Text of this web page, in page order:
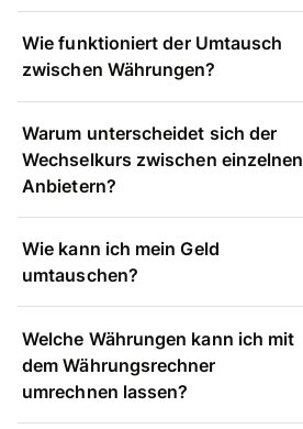
Wie funktioniert der Umtausch
zwischen Währungen?
Warum unterscheidet sich der
Wechselkurs zwischen einzelnen
Anbietern?
Wie kann ich mein Geld
umtauschen?
Welche Währungen kann ich mit
dem Währungsrechner
umrechnen lassen?